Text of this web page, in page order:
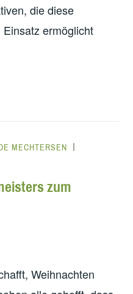
die diese
ermöglicht
MECHTERSEN
zum
Weihnachten